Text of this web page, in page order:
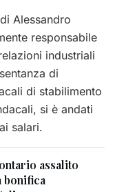
Alessandro
responsabile
industriali
di
di stabilimento
si è andati
salari.
assalito
bonifica